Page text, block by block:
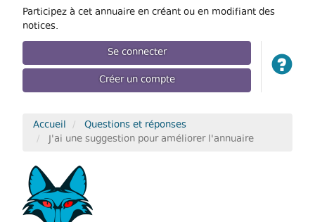
Participez à cet annuaire en créant ou en modifiant des
notices.
Se connecter
Créer un compte
Accueil
Questions et réponses
J'ai une suggestion pour améliorer l'annuaire